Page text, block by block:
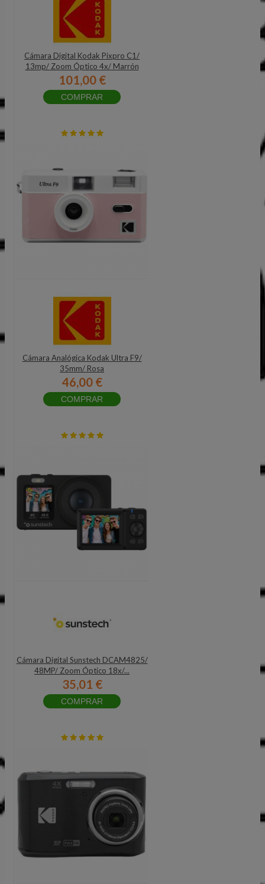
Cámara Digital Kodak Pixpro C1/
13mp/ Zoom Óptico 4x/ Marrón
101,00 €
COMPRAR
Cámara Analógica Kodak Ultra F9/
35mm/ Rosa
46,00 €
COMPRAR
Cámara Digital Sunstech DCAM4825/
48MP/ Zoom Óptico 18x/...
35,01 €
COMPRAR